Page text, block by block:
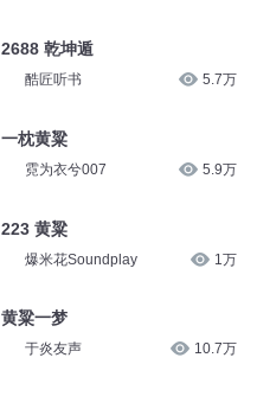
2688 乾坤遁
酷匠听书 5.7万
一枕黄粱
霓为衣兮007 5.9万
223 黄粱
爆米花Soundplay 1万
黄粱一梦
于炎友声 10.7万